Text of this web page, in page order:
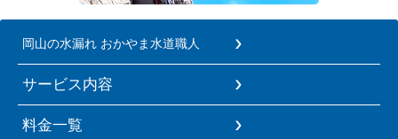
岡山の水漏れ おかやま水道職人
サービス内容
料金一覧